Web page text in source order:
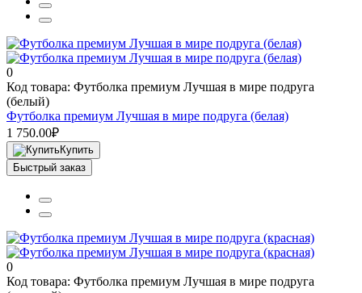
0
Код товара: Футболка премиум Лучшая в мире подруга
(белый)
Футболка премиум Лучшая в мире подруга (белая)
1 750.00₽
Купить
Быстрый заказ
0
Код товара: Футболка премиум Лучшая в мире подруга